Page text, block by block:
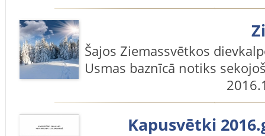
Šajos Ziemassvētkos
Usmas baznīcā notiks
Kapusvētki